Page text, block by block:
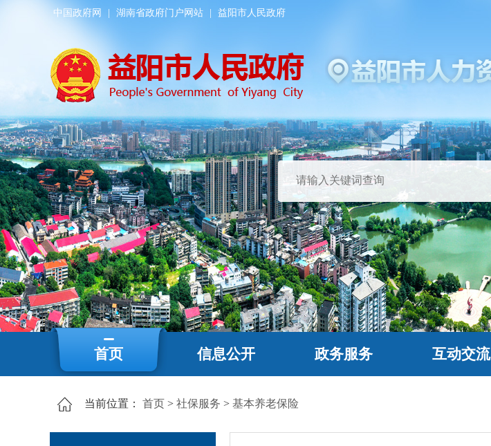
中国政府网 湖南省政府门户网站 益阳市人民政府
首页 信息公开 政务服务 互动交流
当前位置： 首页 > 社保服务 > 基本养老保险